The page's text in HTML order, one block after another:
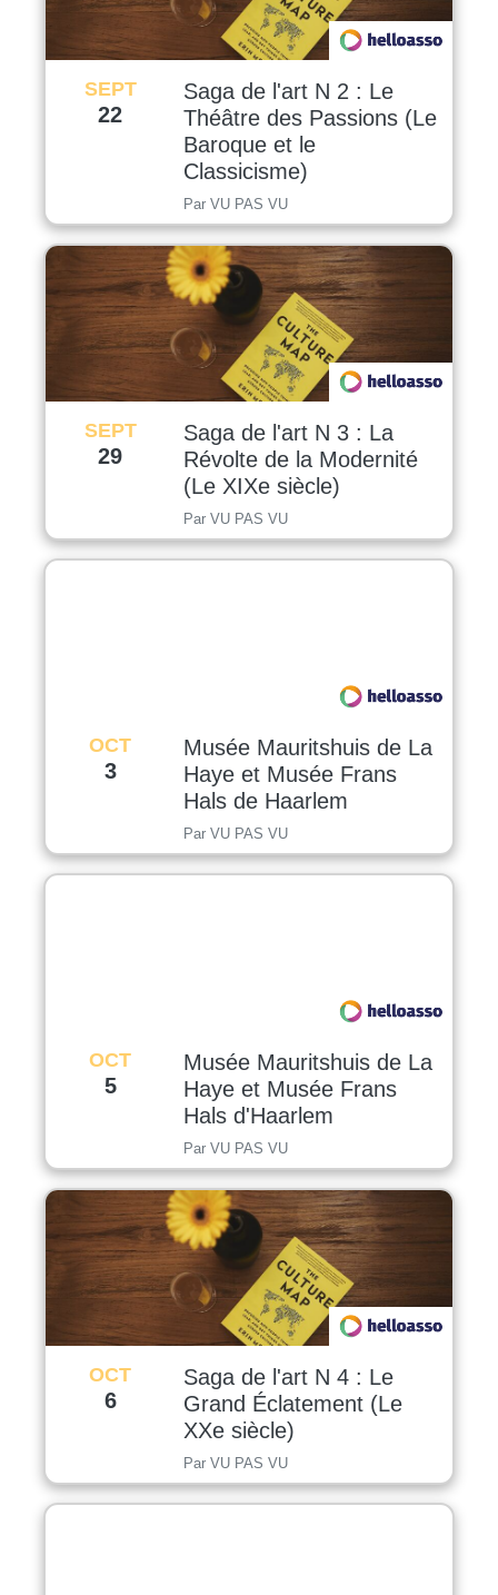
SEPT
22
Saga de l'art N 2 : Le
Théâtre des Passions (Le
Baroque et le
Classicisme)
Par VU PAS VU
SEPT
29
Saga de l'art N 3 : La
Révolte de la Modernité
(Le XIXe siècle)
Par VU PAS VU
OCT
3
Musée Mauritshuis de La
Haye et Musée Frans
Hals de Haarlem
Par VU PAS VU
OCT
5
Musée Mauritshuis de La
Haye et Musée Frans
Hals d'Haarlem
Par VU PAS VU
OCT
6
Saga de l'art N 4 : Le
Grand Éclatement (Le
XXe siècle)
Par VU PAS VU